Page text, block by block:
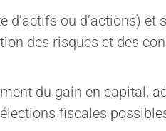
ou d’actions) et
des risques et des
du gain en capital,
fiscales
communautaire